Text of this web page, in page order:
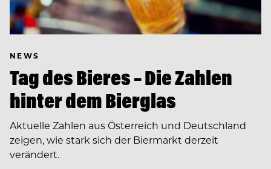
NEWS
Tag des Bieres – Die Zahlen
hinter dem Bierglas
Aktuelle Zahlen aus Österreich und Deutschland
zeigen, wie stark sich der Biermarkt derzeit
verändert.